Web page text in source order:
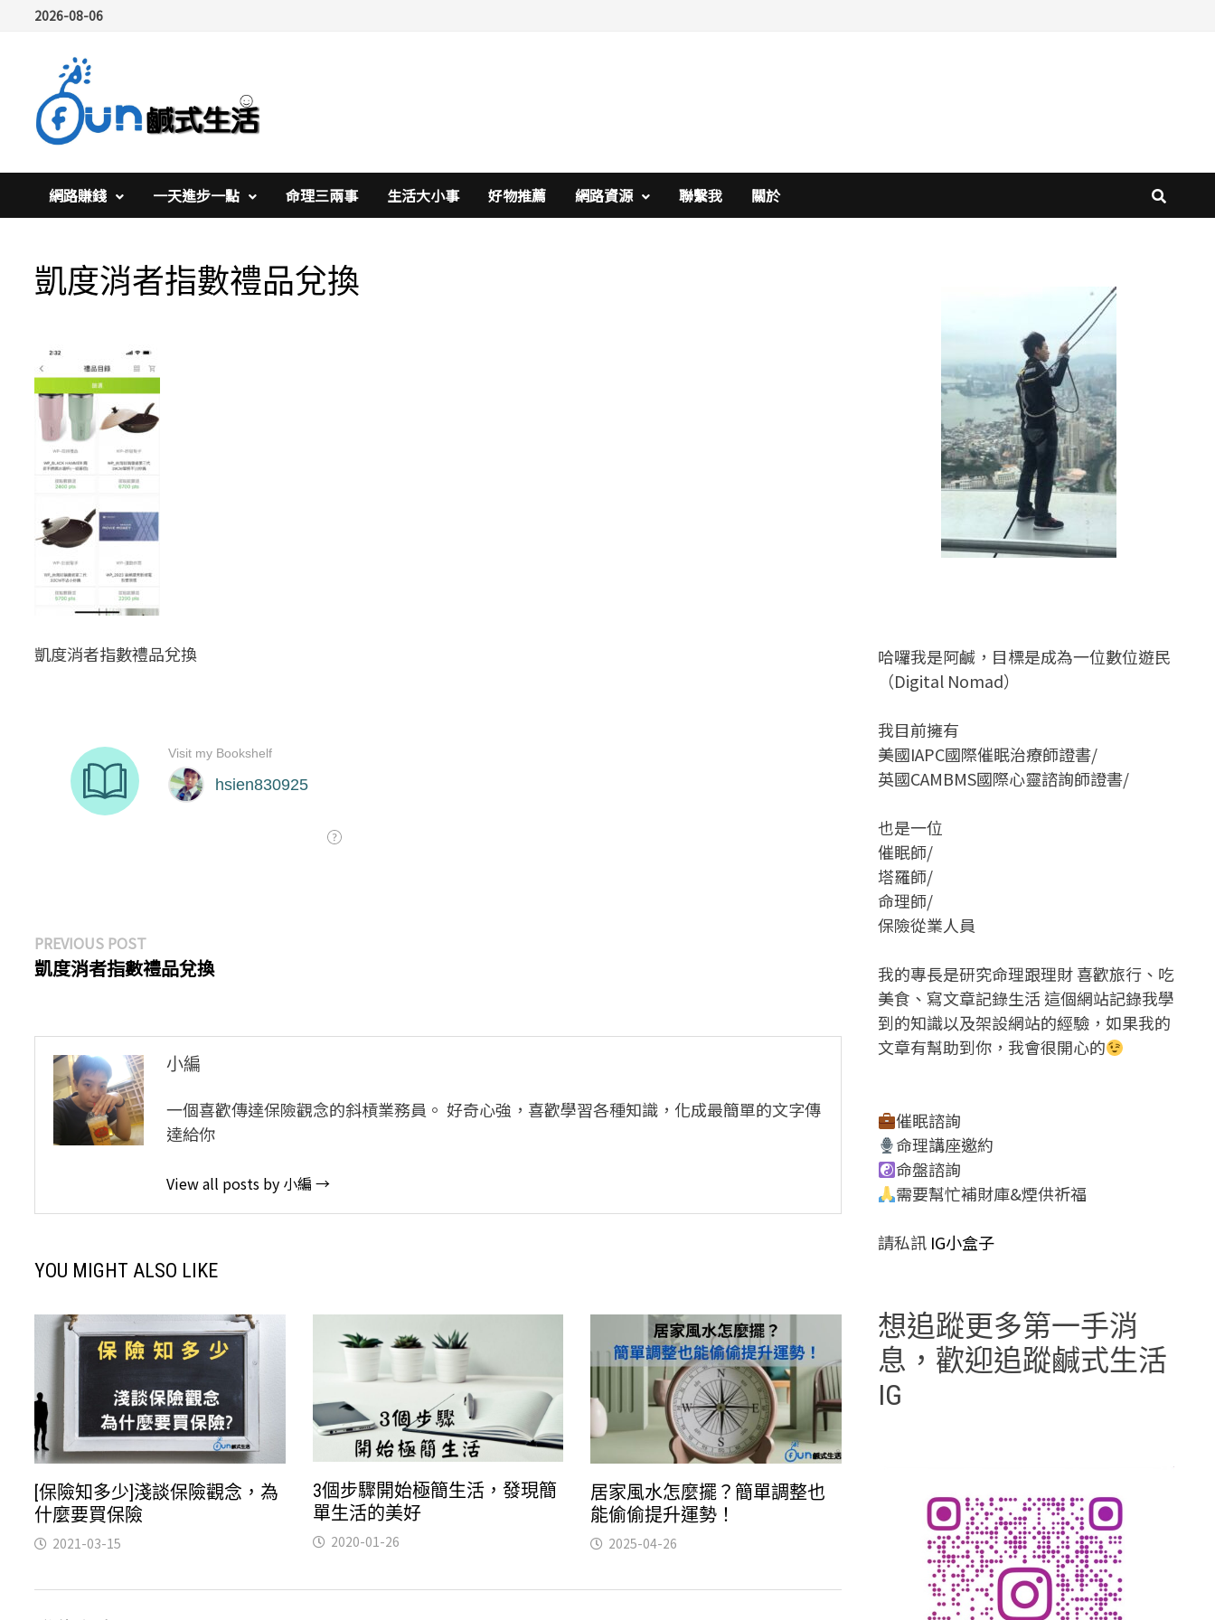
2026-08-06
網路賺錢 一天進步一點 命理三兩事 生活大小事 好物推薦 網路資源 聯繫我 關於
凱度消者指數禮品兌換
凱度消者指數禮品兌換
文
章
覽
PREVIOUS POSTPrevious
post:
凱度消者指數禮品兌換
小編
一個喜歡傳達保險觀念的斜槓業務員。 好奇心強，喜歡學習各種知識，化成最簡單的文字傳
達給你
View all posts by 小編 →
YOU MIGHT ALSO LIKE
[保險知多少]淺談保險觀念，為
什麼要買保險
2021-03-15
3個步驟開始極簡生活，發現簡
單生活的美好
2020-01-26
居家風水怎麼擺？簡單調整也
能偷偷提升運勢！
2025-04-26
哈囉我是阿鹹，目標是成為一位數位遊民
（Digital Nomad）
我目前擁有
美國IAPC國際催眠治療師證書/
英國CAMBMS國際心靈諮詢師證書/
也是一位
催眠師/
塔羅師/
命理師/
保險從業人員
我的專長是研究命理跟理財 喜歡旅行、吃
美食、寫文章記錄生活 這個網站記錄我學
到的知識以及架設網站的經驗，如果我的
文章有幫助到你，我會很開心的
催眠諮詢
命理講座邀約
命盤諮詢
需要幫忙補財庫&煙供祈福
請私訊IG小盒子
想追蹤更多第一手消
息，歡迎追蹤鹹式生活
IG